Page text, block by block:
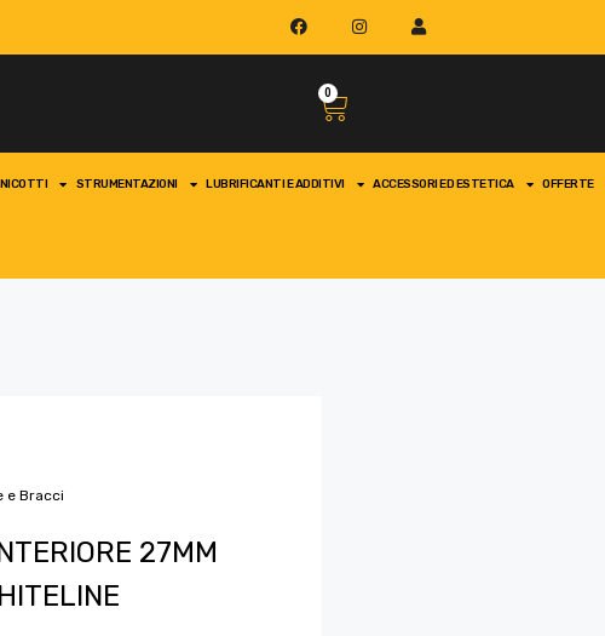
0
STRUMENTAZIONI LUBRIFICANTI E ADDITIVI ACCESSORI ED ESTETICA OFFERTE
e Bracci
27MM